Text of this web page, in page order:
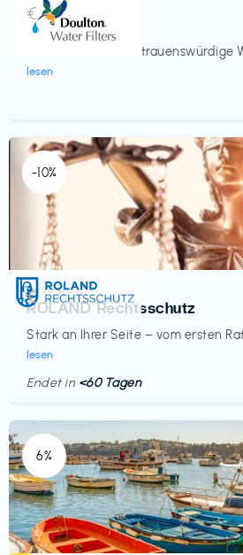
Küche & Haushalt
Doulton
Seit 200 Jahren vertrauenswürdige
lesen
€‎
-10%
Versicherung
ROLAND Rechtsschutz
Stark an Ihrer Seite – vom ersten
lesen
€‎
Endet in <60 Tagen
6%